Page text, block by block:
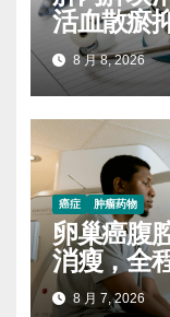
活血散瘀
8 月 8, 2026
癌症 肿瘤药物
卵巢癌腹
消瘦，全
进展
8 月 7, 2026